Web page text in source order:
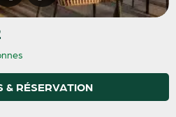
& RÉSERVATION